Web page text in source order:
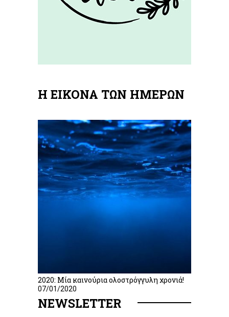
Η ΕΙΚΟΝΑ ΤΩΝ ΗΜΕΡΩΝ
2020: Μία καινούρια ολοστρόγγυλη χρονιά!
07/01/2020
NEWSLETTER